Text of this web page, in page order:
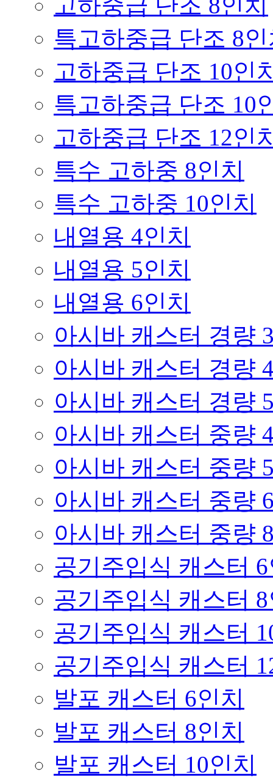
특고하중급 단조 8
고하중급 단조 10인
특고하중급 단조 10
고하중급 단조 12인
특수 고하중 8인치
특수 고하중 10인치
내열용 4인치
내열용 5인치
내열용 6인치
아시바 캐스터 경량
아시바 캐스터 경량
아시바 캐스터 경량
아시바 캐스터 중량
아시바 캐스터 중량
아시바 캐스터 중량
아시바 캐스터 중량
공기주입식 캐스터
공기주입식 캐스터
공기주입식 캐스터
공기주입식 캐스터
발포 캐스터 6인치
발포 캐스터 8인치
발포 캐스터 10인치